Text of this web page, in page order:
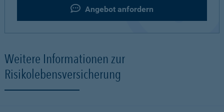
Angebot anfordern
Weitere Informationen zur
Risikolebensversicherung